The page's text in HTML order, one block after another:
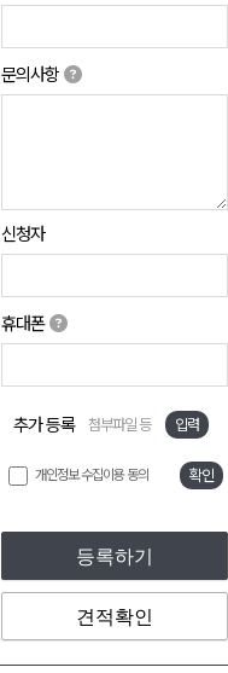
문의사항
신청자
휴대폰
추가 등록 첨부파일 등 입력
개인정보 수집이용 동의 확인
등록하기
견적확인